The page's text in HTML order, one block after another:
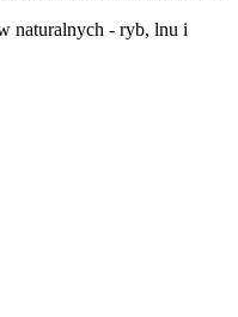
naturalnych - ryb, lnu i